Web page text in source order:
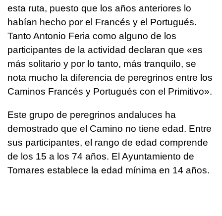
esta ruta, puesto que los años anteriores lo
habían hecho por el Francés y el Portugués.
Tanto Antonio Feria como alguno de los
participantes de la actividad declaran que «es
más solitario y por lo tanto, más tranquilo, se
nota mucho la diferencia de peregrinos entre los
Caminos Francés y Portugués con el Primitivo».
Este grupo de peregrinos andaluces ha
demostrado que el Camino no tiene edad. Entre
sus participantes, el rango de edad comprende
de los 15 a los 74 años. El Ayuntamiento de
Tomares establece la edad mínima en 14 años.